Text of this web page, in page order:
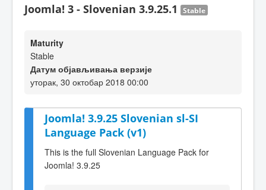
Joomla! 3 - Slovenian 3.9.25.1 Stable
Maturity
Stable
Датум објављивања верзије
уторак, 30 октобар 2018 00:00
Joomla! 3.9.25 Slovenian sl-SI
Language Pack (v1)
This is the full Slovenian Language Pack for
Joomla! 3.9.25